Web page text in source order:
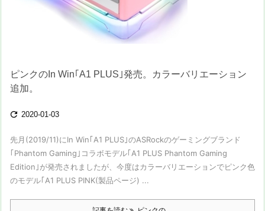
ピンクのIn Win｢A1 PLUS｣発売。カラーバリエーション
追加。
 2020-01-03
先月(2019/11)にIn Win｢A1 PLUS｣のASRockのゲーミングブランド
｢Phantom Gaming｣コラボモデル｢A1 PLUS Phantom Gaming
Edition｣が発売されましたが、今度はカラーバリエーションでピンク色
のモデル｢A1 PLUS PINK(製品ページ) ...